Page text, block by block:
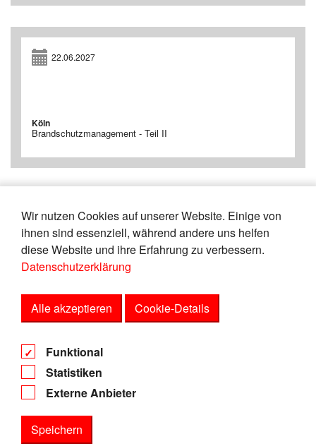
Wir nutzen Cookies auf unserer Website. Einige von
ihnen sind essenziell, während andere uns helfen
diese Website und ihre Erfahrung zu verbessern.
Datenschutzerklärung
Alle akzeptieren Cookie-Details
Funktional
Statistiken
Externe Anbieter
Speichern
22.06.2027
Köln
Brandschutzmanagement - Teil II
« 24 25 26 27 28 29 30
31
32
33 »
Impressum